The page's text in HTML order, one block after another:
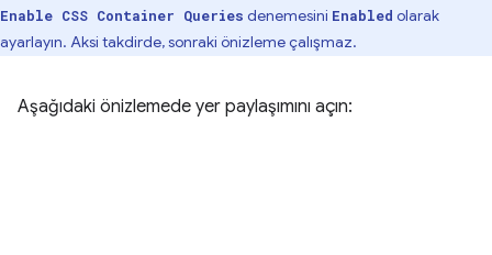
Enable CSS Container Queries denemesini Enabled olarak
ayarlayın. Aksi takdirde, sonraki önizleme çalışmaz.
Aşağıdaki önizlemede yer paylaşımını açın: